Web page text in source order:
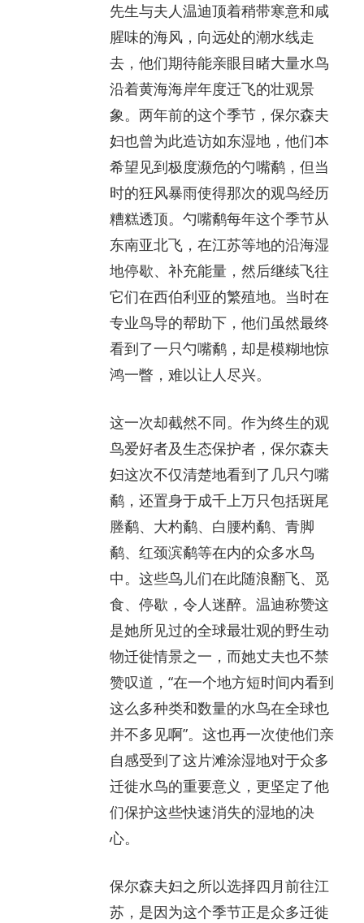
先生与夫人温迪顶着稍带寒意和咸
腥味的海风，向远处的潮水线走
去，他们期待能亲眼目睹大量水鸟
沿着黄海海岸年度迁飞的壮观景
象。两年前的这个季节，保尔森夫
妇也曾为此造访如东湿地，他们本
希望见到极度濒危的勺嘴鹬，但当
时的狂风暴雨使得那次的观鸟经历
糟糕透顶。勺嘴鹬每年这个季节从
东南亚北飞，在江苏等地的沿海湿
地停歇、补充能量，然后继续飞往
它们在西伯利亚的繁殖地。当时在
专业鸟导的帮助下，他们虽然最终
看到了一只勺嘴鹬，却是模糊地惊
鸿一瞥，难以让人尽兴。
这一次却截然不同。作为终生的观
鸟爱好者及生态保护者，保尔森夫
妇这次不仅清楚地看到了几只勺嘴
鹬，还置身于成千上万只包括斑尾
塍鹬、大杓鹬、白腰杓鹬、青脚
鹬、红颈滨鹬等在内的众多水鸟
中。这些鸟儿们在此随浪翻飞、觅
食、停歇，令人迷醉。温迪称赞这
是她所见过的全球最壮观的野生动
物迁徙情景之一，而她丈夫也不禁
赞叹道，“在一个地方短时间内看到
这么多种类和数量的水鸟在全球也
并不多见啊”。这也再一次使他们亲
自感受到了这片滩涂湿地对于众多
迁徙水鸟的重要意义，更坚定了他
们保护这些快速消失的湿地的决
心。
保尔森夫妇之所以选择四月前往江
苏，是因为这个季节正是众多迁徙